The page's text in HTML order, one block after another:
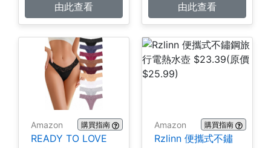
由此查看
由此查看
Amazon 購買指南
READY TO LOVE
Amazon 購買指南
Rzlinn 便攜式不鏽